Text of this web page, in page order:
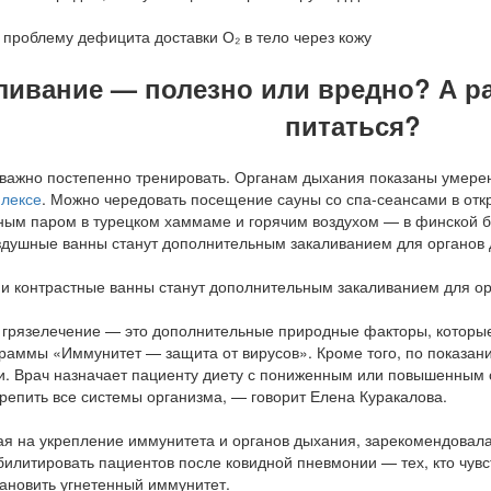
— полезно или вредно? А
питаться?
постепенно тренировать. Органам дыхания показаны
. Можно чередовать посещение сауны со спа-сеансами в
паром в турецком хаммаме и горячим воздухом — в финской
ванны станут дополнительным закаливанием для
— это дополнительные природные факторы,
«Иммунитет — защита от вирусов». Кроме того, по
Врач назначает пациенту диету с пониженным или
все системы организма, — говорит Елена Куракалова.
на укрепление иммунитета и органов дыхания,
пациентов после ковидной пневмонии — тех, кто
угнетенный иммунитет.